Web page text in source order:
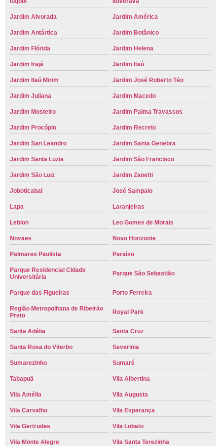
Jardim Alvorada Jardim América
Jardim Antártica Jardim Botânico
Jardim Flórida Jardim Helena
Jardim Irajá Jardim Itaú
Jardim Itaú Mirim Jardim José Roberto Téo
Jardim Juliana Jardim Macedo
Jardim Mosteiro Jardim Palma Travassos
Jardim Procópio Jardim Recreio
Jardim San Leandro Jardim Santa Genebra
Jardim Santa Luzia Jardim São Francisco
Jardim São Luiz Jardim Zanetti
Joboticabal José Sampaio
Lapa Laranjeiras
Leblon Leo Gomes de Morais
Novaes Novo Horizonte
Palmares Paulista Paraíso
Parque Residencial Cidade
Universitária
Parque São Sebastião
Parque das Figueiras Porto Ferreira
Região Metropolitana de Ribeirão
Preto
Royal Park
Santa Adélia Santa Cruz
Santa Rosa do Viterbo Severinia
Sumarezinho Sumaré
Tabapuã Vila Albertina
Vila Amélia Vila Augusta
Vila Carvalho Vila Esperança
Vila Gertrudes Vila Lobato
Vila Monte Alegre Vila Santa Terezinha